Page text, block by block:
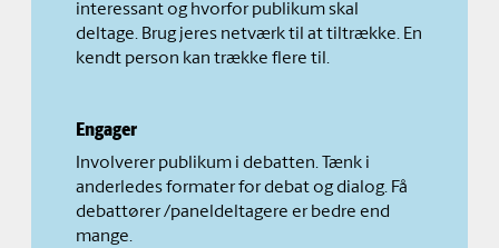
interessant og hvorfor publikum skal
deltage. Brug jeres netværk til at tiltrække. En
kendt person kan trække flere til.
Engager
Involverer publikum i debatten. Tænk i
anderledes formater for debat og dialog. Få
debattører /paneldeltagere er bedre end
mange.